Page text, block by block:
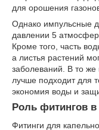
для орошения
Однако импульсные
давлении 5
Кроме того, часть
а листья растений
заболеваний. В то
лучше подходит для
экономия воды и
Роль фитингов в
Фитинги для